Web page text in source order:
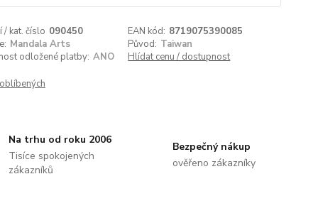
/ kat. číslo 090450 EAN kód: 8719075390085
Mandala Arts Původ: Taiwan
odložené platby: ANO Hlídat cenu / dostupnost
Na trhu od roku 2006
Tisíce spokojených
zákazníků
Bezpečný nákup
ověřeno zákazníky